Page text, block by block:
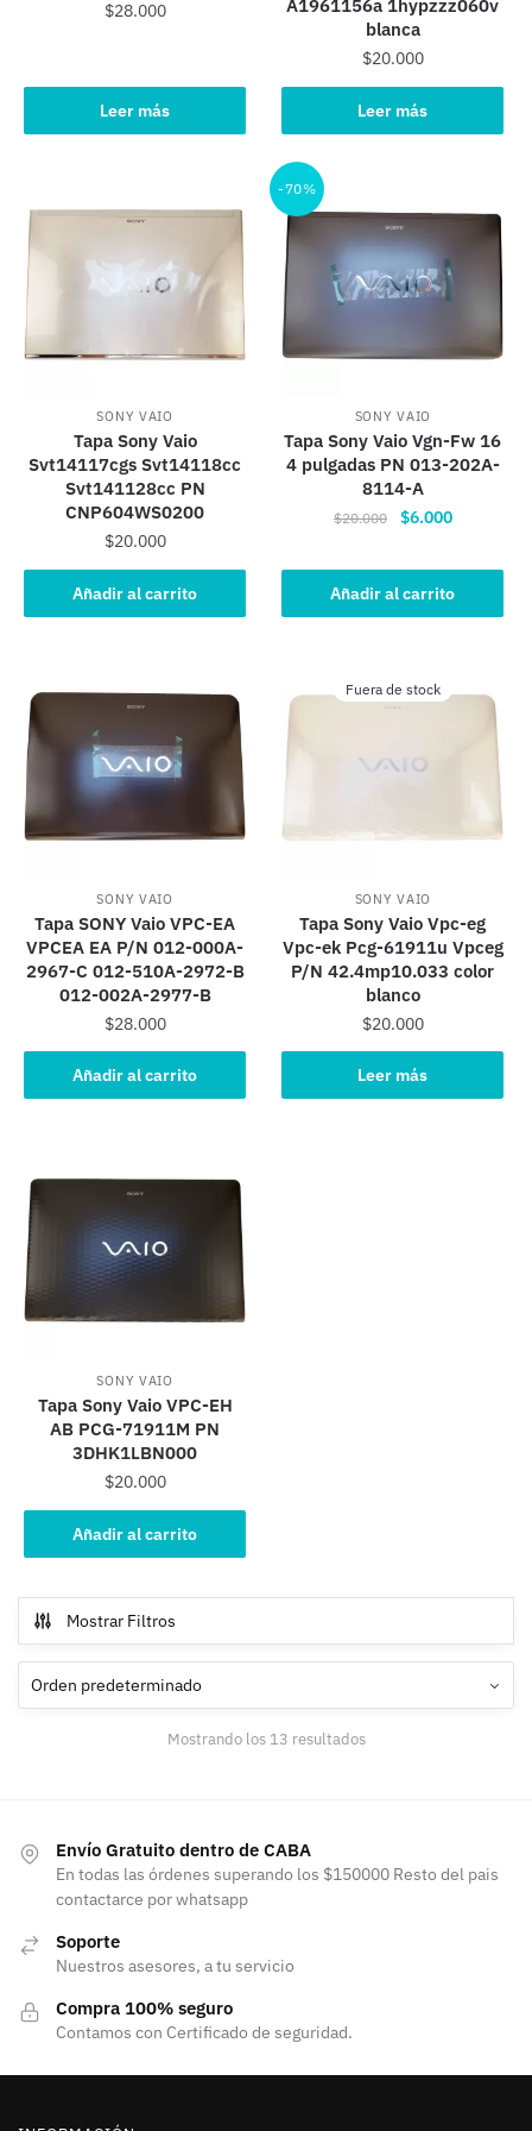
$28.000
Leer más
A1961156a 1hypzzz060v
blanca
$20.000
Leer más
SONY VAIO
Tapa Sony Vaio
Svt14117cgs Svt14118cc
Svt141128cc PN
CNP604WS0200
$20.000
Añadir al carrito
-70%
SONY VAIO
Tapa Sony Vaio Vgn-Fw 16
4 pulgadas PN 013-202A-
8114-A
$20.000
El
original
era:
$20.000.
$6.000El
actual
es:
$6.000.
Añadir al carrito
SONY VAIO
Tapa SONY Vaio VPC-EA
VPCEA EA P/N 012-000A-
2967-C 012-510A-2972-B
012-002A-2977-B
$28.000
Añadir al carrito
Fuera de stock
SONY VAIO
Tapa Sony Vaio Vpc-eg
Vpc-ek Pcg-61911u Vpceg
P/N 42.4mp10.033 color
blanco
$20.000
Leer más
SONY VAIO
Tapa Sony Vaio VPC-EH
AB PCG-71911M PN
3DHK1LBN000
$20.000
Añadir al carrito
Mostrar Filtros
Mostrando los 13 resultados
Envío Gratuito dentro de CABA
En todas las órdenes superando los $150000 Resto del pais
contactarce por whatsapp
Soporte
Nuestros asesores, a tu servicio
Compra 100% seguro
Contamos con Certificado de seguridad.